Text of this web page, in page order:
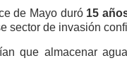
de Mayo duró 15
sector de invasión
que almacenar